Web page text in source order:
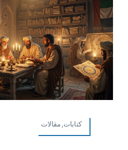
كتابات,مقالات